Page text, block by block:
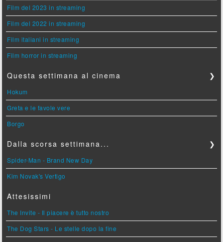
Film del 2023 in streaming
Film del 2022 in streaming
Film italiani in streaming
Film horror in streaming
Questa settimana al cinema ❯
Hokum
Greta e le favole vere
Borgo
Dalla scorsa settimana... ❯
Spider-Man - Brand New Day
Kim Novak's Vertigo
Attesissimi
The Invite - Il piacere è tutto nostro
The Dog Stars - Le stelle dopo la fine